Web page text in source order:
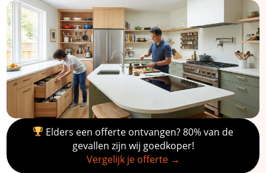
Elders een offerte ontvangen? 80% van de
gevallen zijn wij goedkoper!
Vergelijk je offerte →